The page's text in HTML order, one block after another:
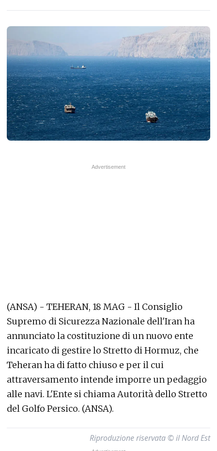
(ANSA) - TEHERAN, 18 MAG - Il Consiglio
Supremo di Sicurezza Nazionale dell'Iran ha
annunciato la costituzione di un nuovo ente
incaricato di gestire lo Stretto di Hormuz, che
Teheran ha di fatto chiuso e per il cui
attraversamento intende imporre un pedaggio
alle navi. L'Ente si chiama Autorità dello Stretto
del Golfo Persico. (ANSA).
Riproduzione riservata © il Nord Est